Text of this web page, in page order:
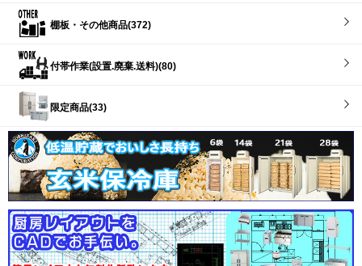
棚板・その他商品(372)
付帯作業(設置.廃棄.送料)(80)
限定商品(33)